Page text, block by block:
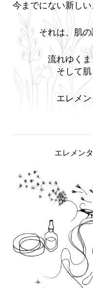
今までにない新し
それは、肌
流れゆくま
そして肌
エレメ
エレメン